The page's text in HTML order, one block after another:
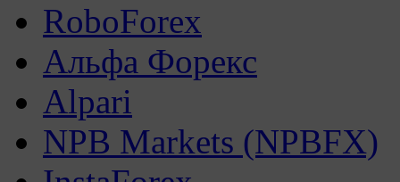
RoboForex
Альфа Форекс
Alpari
NPB Markets (NPBFX)